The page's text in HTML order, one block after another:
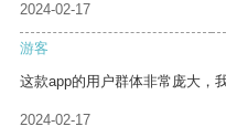
2024-02-17
游客
这款app的用户群体非常庞大，
2024-02-17